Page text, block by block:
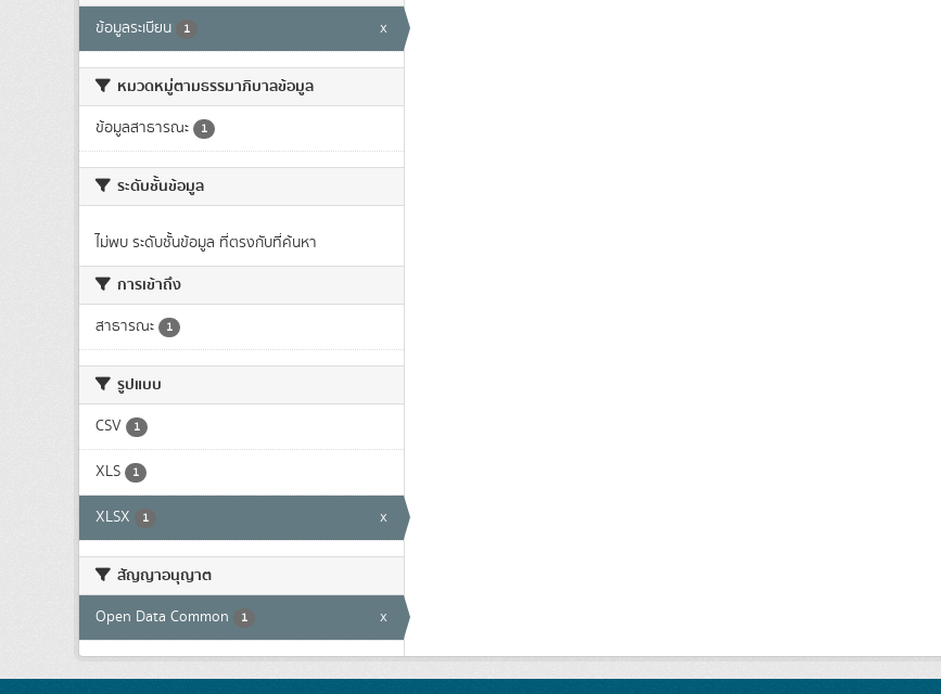
ข้อมูลระเบียน 1 x
หมวดหมู่ตามธรรมาภิบาลข้อมูล
ข้อมูลสาธารณะ 1
ระดับชั้นข้อมูล
ไม่พบ ระดับชั้นข้อมูล ที่ตรงกับที่ค้นหา
การเข้าถึง
สาธารณะ 1
รูปแบบ
CSV 1
XLS 1
XLSX 1 x
สัญญาอนุญาต
Open Data Common 1 x